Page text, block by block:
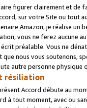
figurer clairement et de
sur votre Site ou tout
Amazon, je réalise un
vous ne ferez aucune
préalable. Vous ne
nous vous soutenons,
autre personne physique
résiliation
Accord débute au
à tout moment, avec ou